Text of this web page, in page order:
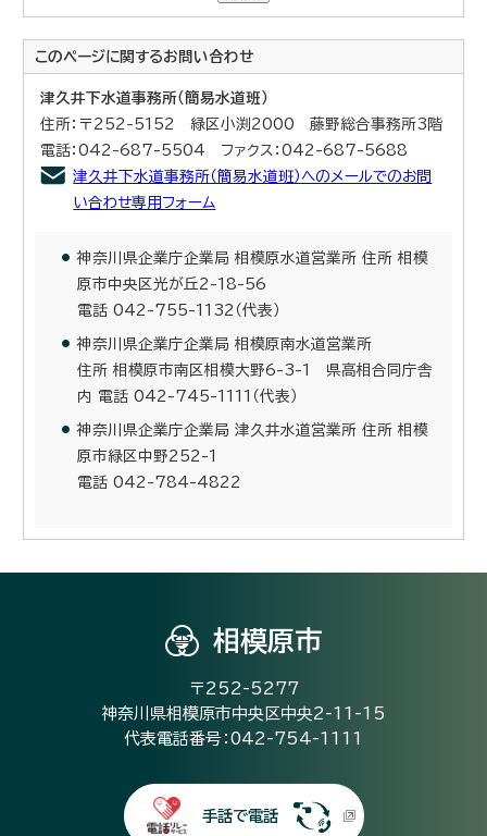
このページに関するお問い合わせ
津久井下水道事務所（簡易水道班）
住所：〒252-5152 緑区小渕2000 藤野総合事務所3階
電話：042-687-5504 ファクス：042-687-5688
津久井下水道事務所（簡易水道班）へのメールでのお問
い合わせ専用フォーム
神奈川県企業庁企業局 相模原水道営業所 住所 相模
原市中央区光が丘2-18-56
電話 042-755-1132（代表）
神奈川県企業庁企業局 相模原南水道営業所
住所 相模原市南区相模大野6-3-1 県高相合同庁舎
内 電話 042-745-1111（代表）
神奈川県企業庁企業局 津久井水道営業所 住所 相模
原市緑区中野252-1
電話 042-784-4822
相模原市
〒252-5277
神奈川県相模原市中央区中央2-11-15
代表電話番号：042-754-1111
手話で電話